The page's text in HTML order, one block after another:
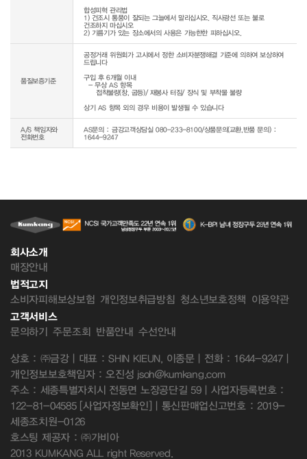
합성피혁 관리법
1) 건조시 통풍이 잘되는 그늘에서 말리십시오. 직사광선 또는 불로
건조하지 마십시오
품질보증기준
공정거래 위원회가 고시에서 정한 소비자분쟁해결 기준에 의하여 보상하여
드립니다
구입 후 6개월 이내
  - 무상 AS 항목
상기 AS 항목 외의 경우 비용이 발생될 수 있습니다
A/S 책임자와
전화번호
AS문의 : 금강고객상담실 080-233-8100/상품문의(교환,반품 문의) :
1644-9247
회사소개
매장안내
법적고지
소비자피해보상보험 개인정보취급방침 청소년보호정책 이용약관
고객서비스
문의하기 주문조회 반품안내 수선안내
상호 : ㈜금강 | 대표 : SHIN KIEUN, 이종문 | 전화 : 1644-9247 |
개인정보보호책임자 : 오진성 jsoh@kumkang.com
주소 : 세종특별자치시 전동면 노장공단길 59 | 사업자등록번호 :
122-81-04585 [사업자정보확인] | 통신판매업신고번호 : 2019-
세종조치원-0126
호스팅 제공자 : ㈜가비아
2013 KUMKANG ALL right Reserved.